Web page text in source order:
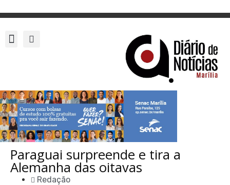
Paraguai surpreende e tira a
Alemanha das oitavas
Redação